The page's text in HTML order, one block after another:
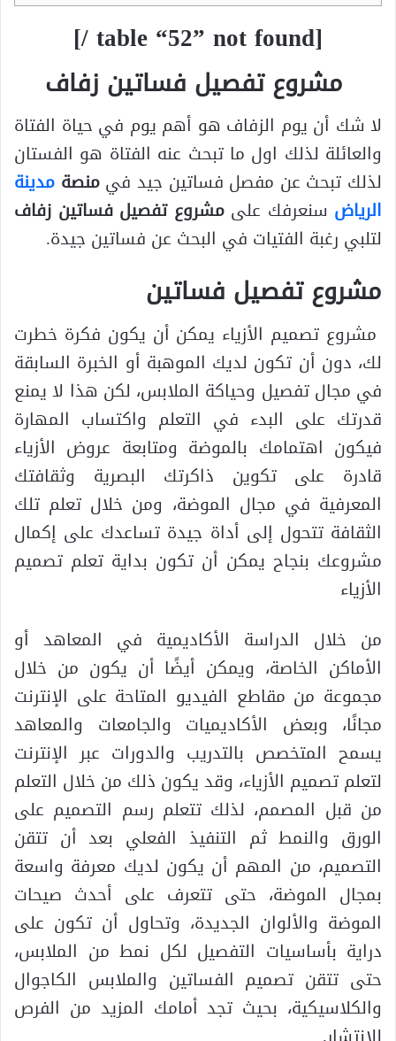
[table “52” not found /]
مشروع تفصيل فساتين زفاف
لا شك أن يوم الزفاف هو أهم يوم في حياة الفتاة
والعائلة لذلك اول ما تبحث عنه الفتاة هو الفستان
لذلك تبحث عن مفصل فساتين جيد فيمنصة مدينة
الرياض سنعرفك علىمشروع تفصيل فساتين زفاف
لتلبي رغبة الفتيات في البحث عن فساتين جيدة.
مشروع تفصيل فساتين
مشروع تصميم الأزياء يمكن أن يكون فكرة خطرت
لك، دون أن تكون لديك الموهبة أو الخبرة السابقة
في مجال تفصيل وحياكة الملابس، لكن هذا لا يمنع
قدرتك على البدء في التعلم واكتساب المهارة
فيكون اهتمامك بالموضة ومتابعة عروض الأزياء
قادرة على تكوين ذاكرتك البصرية وثقافتك
المعرفية في مجال الموضة، ومن خلال تعلم تلك
الثقافة تتحول إلى أداة جيدة تساعدك على إكمال
مشروعك بنجاح يمكن أن تكون بداية تعلم تصميم
الأزياء
من خلال الدراسة الأكاديمية في المعاهد أو
الأماكن الخاصة، ويمكن أيضًا أن يكون من خلال
مجموعة من مقاطع الفيديو المتاحة على الإنترنت
مجانًا، وبعض الأكاديميات والجامعات والمعاهد
يسمح المتخصص بالتدريب والدورات عبر الإنترنت
لتعلم تصميم الأزياء، وقد يكون ذلك من خلال التعلم
من قبل المصمم، لذلك تتعلم رسم التصميم على
الورق والنمط ثم التنفيذ الفعلي بعد أن تتقن
التصميم، من المهم أن يكون لديك معرفة واسعة
بمجال الموضة، حتى تتعرف على أحدث صيحات
الموضة والألوان الجديدة، وتحاول أن تكون على
دراية بأساسيات التفصيل لكل نمط من الملابس،
حتى تتقن تصميم الفساتين والملابس الكاجوال
والكلاسيكية، بحيث تجد أمامك المزيد من الفرص